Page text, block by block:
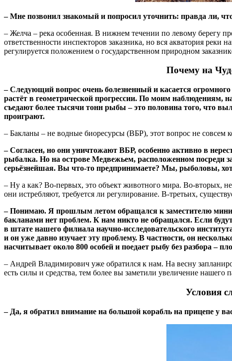
– Мне позвонил знакомый и попросил уточнить: правда ли,
– Желча – река особенная. В нижнем течении по левому берегу
ответственности инспекторов заказника, но вся акватория
регулируется положением о государственном природном
Почему на
– Следующий вопрос очень болезненный и касается
растёт в геометрической прогрессии. По моим наблюдениям,
съедают более тысячи тонн рыбы – это половина того, что
проиграют.
– Бакланы – не водные биоресурсы (ВБР), этот вопрос не совсем
– Согласен, но они уничтожают ВБР, особенно активно в
рыбалка. Но на острове Медвежьем, расположенном посреди
серьёзнейшая. Вы что-то предпринимаете? Мы, рыболовы,
– Ну а как? Во-первых, это объект животного мира. Во-вторых,
они истребляют, требуется ли регулирование. В-третьих,
– Понимаю. Я прошлым летом обращался к заместителю
бакланами нет проблем. К нам никто не обращался. Если
в штате нашего филиала научно-исследовательского
и он уже давно изучает эту проблему. В частности, он
насчитывает около 800 особей и поедает рыбу без разбора –
– Андрей Владимирович уже обратился к нам. На весну
есть силы и средства, тем более вы заметили увеличение нашего
Условия
– Да, я обратил внимание на большой корабль на прицепе у